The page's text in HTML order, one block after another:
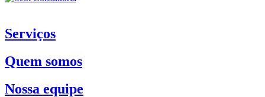
Serviços
Quem somos
Nossa equipe